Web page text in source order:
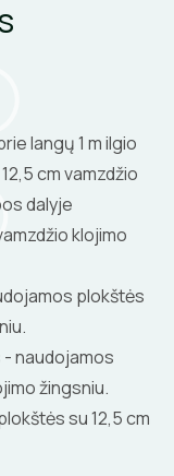
langų 1 m ilgio
cm vamzdžio
dalyje
klojimo
plokštės
naudojamos
žingsniu.
su 12,5 cm